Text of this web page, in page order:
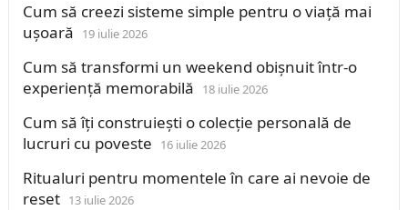
Cum să creezi sisteme simple pentru o viață mai
ușoară
19 iulie 2026
Cum să transformi un weekend obișnuit într-o
experiență memorabilă
18 iulie 2026
Cum să îți construiești o colecție personală de
lucruri cu poveste
16 iulie 2026
Ritualuri pentru momentele în care ai nevoie de
reset 13 iulie 2026